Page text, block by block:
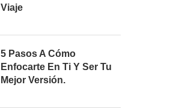
Viaje
5 Pasos A Cómo
Enfocarte En Ti Y Ser Tu
Mejor Versión.